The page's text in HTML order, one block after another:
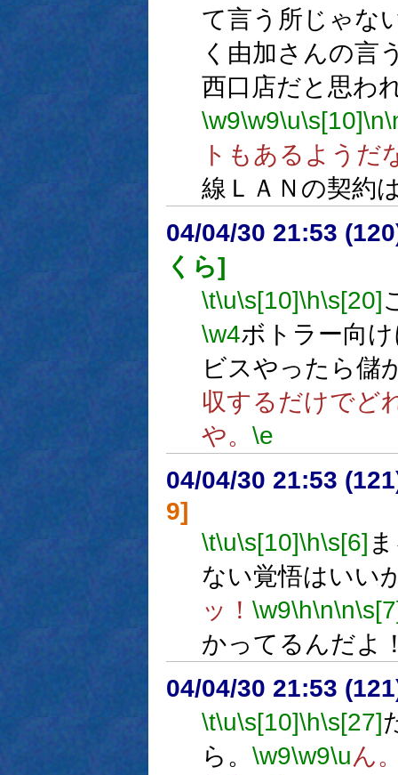
て言う所じゃな
く由加さんの言
西口店だと思
\w9\w9\u\s[10]\n
トもあるようだ
線ＬＡＮの契約
04/04/30 21:53
くら]
\t\u\s[10]\h\s[20]
\w4ボトラー向
ビスやったら儲
収するだけでど
や。 \e
04/04/30 21:53
9]
\t\u\s[10]\h\s[6]
ない覚悟はいい
ッ！ \w9\h\n\n
かってるんだよ
04/04/30 21:53
\t\u\s[10]\h\s[27]
ら。 \w9\w9\uん